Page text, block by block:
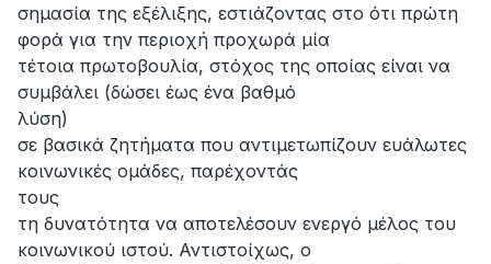
σημασία της εξέλιξης, εστιάζοντας στο ότι πρώτη
φορά για την περιοχή προχωρά μία
τέτοια πρωτοβουλία, στόχος της οποίας είναι να
συμβάλει (δώσει έως ένα βαθμό
λύση)
σε βασικά ζητήματα που αντιμετωπίζουν ευάλωτες
κοινωνικές ομάδες, παρέχοντάς
τους
τη δυνατότητα να αποτελέσουν ενεργό μέλος του
κοινωνικού ιστού. Αντιστοίχως, ο